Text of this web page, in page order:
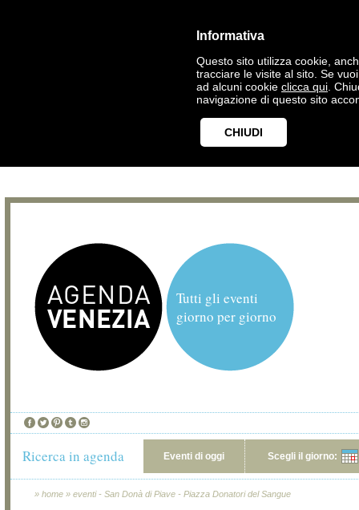
Informativa
Questo sito utilizza cookie,
tracciare le visite al sito. Se
ad alcuni cookie clicca qui .
navigazione di questo sito
CHIUDI
Tutti gli eventi
giorno per giorno
Ricerca in agenda Eventi di oggi Scegli il giorno:
» home » eventi - San Donà di Piave - Piazza Donatori del Sangue